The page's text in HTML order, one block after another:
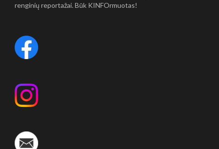
renginių reportažai. Būk KINFOrmuotas!